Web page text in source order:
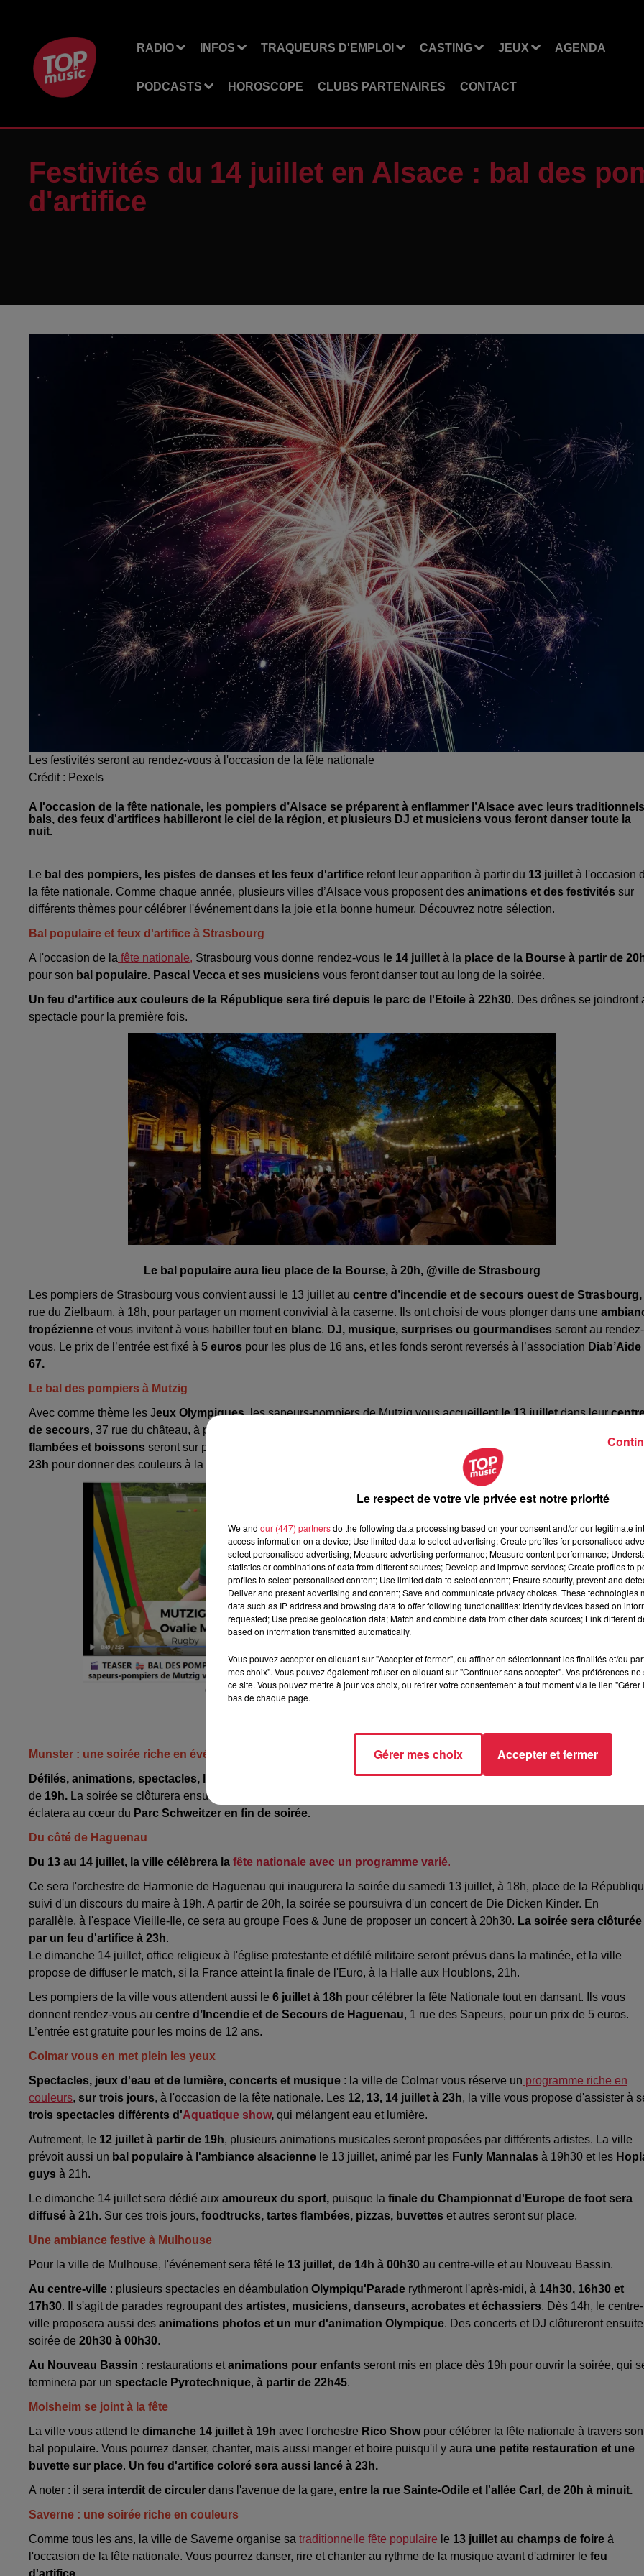
RADIO INFOS TRAQUEURS D'EMPLOI CASTING JEUX AGENDA
PODCASTS HOROSCOPE CLUBS PARTENAIRES CONTACT
Festivités du 14 juillet en Alsace : bal des
d'artifice
Les festivités seront au rendez-vous à l'occasion de la fête nationale
Crédit : Pexels
A l'occasion de la fête nationale, les pompiers d’Alsace se préparent à enflammer l’Alsace avec leurs traditionnels
bals, des feux d'artifices habilleront le ciel de la région, et plusieurs DJ et musiciens vous feront danser toute la
nuit.
Le bal des pompiers, les pistes de danses et les feux d'artifice refont leur apparition à partir du 13 juillet à l'occasion
la fête nationale. Comme chaque année, plusieurs villes d’Alsace vous proposent des animations et des festivités sur
différents thèmes pour célébrer l'événement dans la joie et la bonne humeur. Découvrez notre sélection.
Bal populaire et feux d'artifice à Strasbourg
A l'occasion de la fête nationale, Strasbourg vous donne rendez-vous le 14 juillet à la place de la Bourse à partir de
pour son bal populaire. Pascal Vecca et ses musiciens vous feront danser tout au long de la soirée.
Un feu d'artifice aux couleurs de la République sera tiré depuis le parc de l'Etoile à 22h30. Des drônes se joindront
spectacle pour la première fois.
Le bal populaire aura lieu place de la Bourse, à 20h, @ville de Strasbourg
Les pompiers de Strasbourg vous convient aussi le 13 juillet au centre d’incendie et de secours ouest de Strasbourg,
rue du Zielbaum, à 18h, pour partager un moment convivial à la caserne. Ils ont choisi de vous plonger dans une
tropézienne et vous invitent à vous habiller touten blanc. DJ, musique, surprises ou gourmandises seront au rendez-
vous. Le prix de l’entrée est fixé à 5 euros pour les plus de 16 ans, et les fonds seront reversés à l’association Diab’Aide
67.
Le bal des pompiers à Mutzig
Avec comme thème les Jeux Olympiques, les sapeurs-pompiers de Mutzig vous accueillentle 13 juilletdans leur
de secours, 37 rue du château, à partir de 19h pour une
flambées et boissons seront sur place et vous fera danser jusqu’au bout de la nuit.Un
feu d’artifice sera tiré à
23h pour donner des couleurs à la fête. Découvrez le
Capture d'écran du teaser des pompiers de Mutzig
Munster : une soirée riche en événements
Défilés, animations, spectacles, lumières et musique
vous attendent dans le centre-ville de Munster,le 13 juilletà
de 19h. La soirée se clôturera ensuite avec le
éclatera au cœur du Parc Schweitzer en fin de soirée.
Du côté de Haguenau
Du 13 au 14 juillet, la ville célèbrera la fête nationale avec un programme varié.
Ce sera l'orchestre de Harmonie de Haguenau qui inaugurera la soirée du samedi 13 juillet, à 18h, place de la
suivi d'un discours du maire à 19h. A partir de 20h, la soirée se poursuivra d'un concert de Die Dicken Kinder. En
parallèle, à l'espace Vieille-Ile, ce sera au groupe Foes & June de proposer un concert à 20h30. La soirée sera clôturée
par un feu d'artifice à 23h.
Le dimanche 14 juillet, office religieux à l'église protestante et défilé militaire seront prévus dans la matinée, et la ville
propose de diffuser le match, si la France atteint la finale de l'Euro, à la Halle aux Houblons, 21h.
Les pompiers de la ville vous attendent aussi le 6 juillet à 18h pour célébrer la fête Nationale tout en dansant. Ils vous
donnent rendez-vous au centre d’Incendie et de Secours de Haguenau, 1 rue des Sapeurs, pour un prix de 5 euros.
L’entrée est gratuite pour les moins de 12 ans.
Colmar vous en met plein les yeux
Spectacles, jeux d'eau et de lumière, concerts et musique : la ville de Colmar vous réserve un programme riche en
couleurs, sur trois jours, à l'occasion de la fête nationale. Les 12, 13, 14 juillet à 23h, la ville vous propose d'assister à
trois spectacles différents d'Aquatique show, qui mélangent eau et lumière.
Autrement, le 12 juillet à partir de 19h, plusieurs animations musicales seront proposées par différents artistes. La ville
prévoit aussi un bal populaire à l'ambiance alsacienne le 13 juillet, animé par les Funly Mannalas à 19h30 et les
guys à 21h.
Le dimanche 14 juillet sera dédié aux amoureux du sport, puisque la finale du Championnat d'Europe de foot sera
diffusé à 21h. Sur ces trois jours, foodtrucks, tartes flambées, pizzas, buvettes et autres seront sur place.
Une ambiance festive à Mulhouse
Pour la ville de Mulhouse, l'événement sera fêté le 13 juillet, de 14h à 00h30 au centre-ville et au Nouveau Bassin.
Au centre-ville : plusieurs spectacles en déambulation Olympiqu'Parade rythmeront l'après-midi, à 14h30, 16h30 et
17h30. Il s'agit de parades regroupant des artistes, musiciens, danseurs, acrobates et échassiers. Dès 14h, le centre-
ville proposera aussi des animations photos et un mur d'animation Olympique. Des concerts et DJ clôtureront
soirée de 20h30 à 00h30.
Au Nouveau Bassin : restaurations etanimations pour enfants seront mis en place dès 19h pour ouvrir la soirée, qui
terminera par un spectacle Pyrotechnique, à partir de 22h45.
Molsheim se joint à la fête
La ville vous attend le dimanche 14 juillet à 19h avec l'orchestre Rico Show pour célébrer la fête nationale à travers son
bal populaire. Vous pourrez danser, chanter, mais aussi manger et boire puisqu'il y aura une petite restauration et une
buvette sur place. Un feu d'artifice coloré sera aussi lancé à 23h.
A noter : il sera interdit de circuler dans l'avenue de la gare, entre la rue Sainte-Odile et l'allée Carl, de 20h à minuit.
Saverne : une soirée riche en couleurs
Comme tous les ans, la ville de Saverne organise sa traditionnelle fête populaire le 13 juillet au champs de foire à
l'occasion de la fête nationale. Vous pourrez danser, rire et chanter au rythme de la musique avant d'admirer le feu
d'artifice
Le respect de votre vie privée est notre priorité
We and our (447) partnersdo the following data processing based on your consent and/or our legitimate
access information on a device; Use limited data to select advertising; Create profiles for personalised
select personalised advertising; Measure advertising performance; Measure content performance;
statistics or combinations of data from different sources; Develop and improve services; Create profiles to
profiles to select personalised content; Use limited data to select content; Ensure security, prevent and
Deliver and present advertising and content; Save and communicate privacy choices. These technologies
data such as IP address and browsing data to offer following functionalities: Identify devices based on
requested; Use precise geolocation data; Match and combine data from other data sources; Link different
based on information transmitted automatically.
Vous pouvez accepter en cliquant sur "Accepter et fermer", ou affiner en sélectionnant les finalités et/ou
mes choix". Vous pouvez également refuser en cliquant sur "Continuer sans accepter". Vos préférences
ce site. Vous pouvez mettre à jour vos choix, ou retirer votre consentement à tout moment via le lien
bas de chaque page.
Gérer mes choix Accepter et fermer